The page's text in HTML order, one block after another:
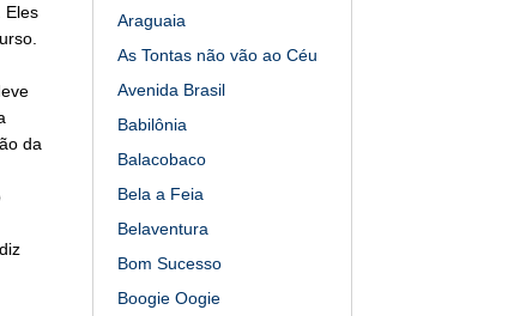
Eles
da
Araguaia
As Tontas não vão ao Céu
Avenida Brasil
Babilônia
Balacobaco
Bela a Feia
Belaventura
Bom Sucesso
Boogie Oogie